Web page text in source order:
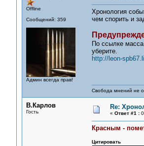
Offline
Сообщений: 359
Админ всегда прав!
Хронология
чем спорить и
По ссылке
уберите.
http://leon-
Свобода мнений не
В.Карлов
Гость
Re:
« Ответ #1 :
Красным -
Цитировать